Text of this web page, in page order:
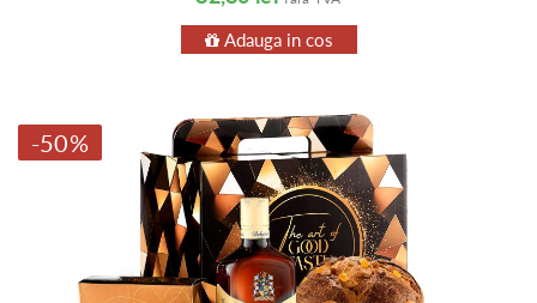
Adauga in cos
-50%